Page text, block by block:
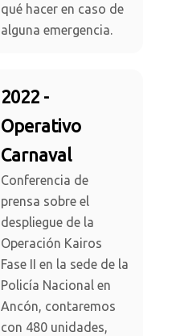
qué hacer en caso de
alguna emergencia.
2022 -
Operativo
Carnaval
Conferencia de
prensa sobre el
despliegue de la
Operación Kairos
Fase II en la sede de la
Policía Nacional en
Ancón, contaremos
con 480 unidades,